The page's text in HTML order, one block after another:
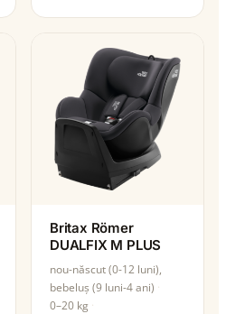
Britax Römer
DUALFIX M PLUS
nou-născut (0-12 luni),
bebeluș (9 luni-4 ani)
0–20 kg